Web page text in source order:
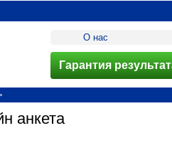
О нас
Гарантия
анкета